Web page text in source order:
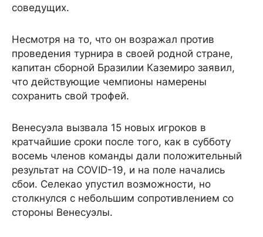
соведущих.
Несмотря на то, что он возражал против
проведения турнира в своей родной стране,
капитан сборной Бразилии Каземиро заявил,
что действующие чемпионы намерены
сохранить свой трофей.
Венесуэла вызвала 15 новых игроков в
кратчайшие сроки после того, как в субботу
восемь членов команды дали положительный
результат на COVID-19, и на поле начались
сбои. Селекао упустил возможности, но
столкнулся с небольшим сопротивлением со
стороны Венесуэлы.